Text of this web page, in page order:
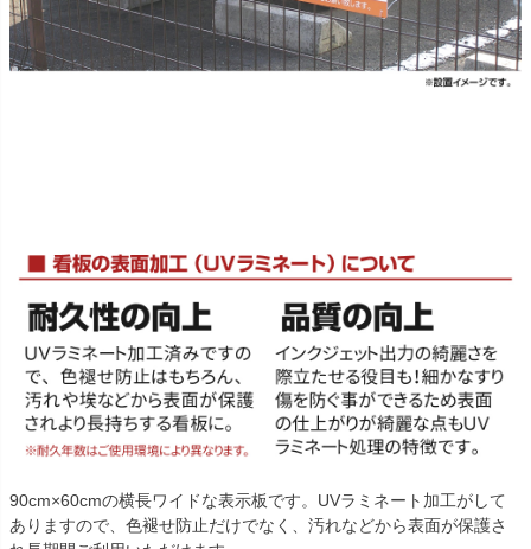
90cm×60cmの横長ワイドな表示板です。UVラミネート加工がして
ありますので、色褪せ防止だけでなく、汚れなどから表面が保護さ